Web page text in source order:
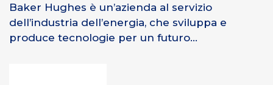
Baker Hughes è un’azienda al servizio
dell’industria dell’energia, che sviluppa e
produce tecnologie per un futuro...